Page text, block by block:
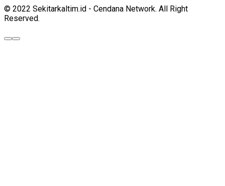
© 2022 Sekitarkaltim.id - Cendana Network. All Right
Reserved.